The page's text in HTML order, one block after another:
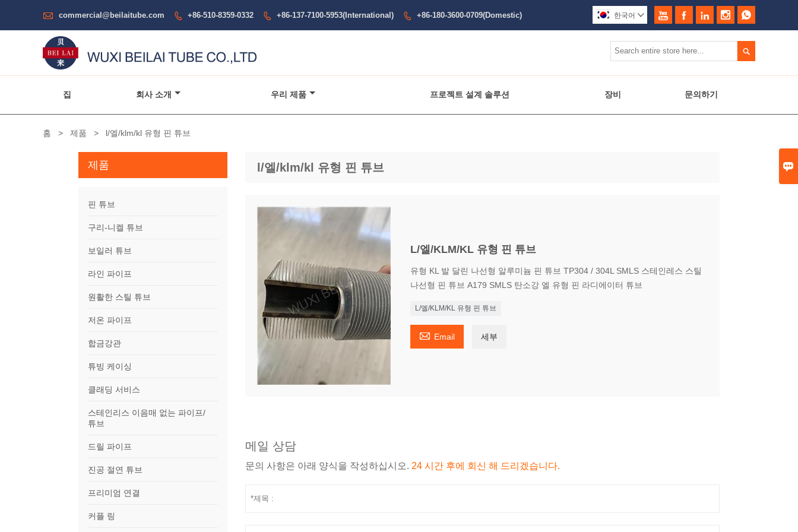

 commercial@beilaitube.com  +86-510-8359-0332  +86-137-7100-5953(International)  +86-180-3600-0709(Domestic)     
한국어 

집 회사 소개 우리 제품 프로젝트 설계 솔루션 장비 문의하기
홈 > 제품 > l/엘/klm/kl 유형 핀 튜브
l/엘/klm/kl 유형 핀 튜브
L/엘/KLM/KL 유형 핀 튜브
유형 KL 발 달린 나선형 알루미늄 핀 튜브 TP304 / 304L SMLS 스테인레스 스틸
나선형 핀 튜브 A179 SMLS 탄소강 엘 유형 핀 라디에이터 튜브
L/엘/KLM/KL 유형 핀 튜브
 Email 세부
메일 상담
문의 사항은 아래 양식을 작성하십시오. 24 시간 후에 회신 해 드리겠습니다.
제품
핀 튜브
구리-니켈 튜브
보일러 튜브
라인 파이프
원활한 스틸 튜브
저온 파이프
합금강관
튜빙 케이싱
클래딩 서비스
스테인리스 이음매 없는 파이프/
튜브
드릴 파이프
진공 절연 튜브
프리미엄 연결
커플 링